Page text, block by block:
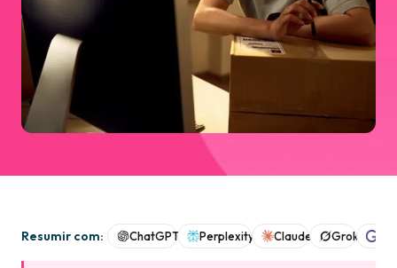
Resumir com: ChatGPT Perplexity Claude Grok